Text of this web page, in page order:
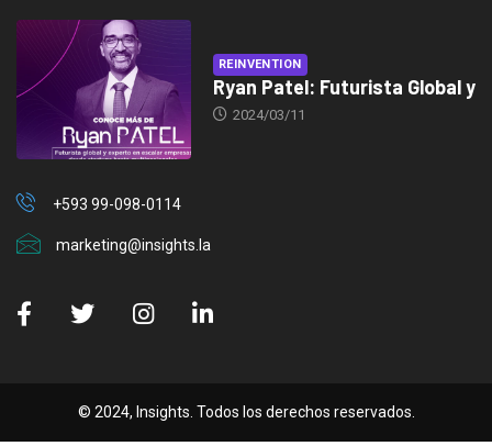
REINVENTION
Ryan Patel: Futurista Global y
2024/03/11
+593 99-098-0114
marketing@insights.la
© 2024, Insights. Todos los derechos reservados.